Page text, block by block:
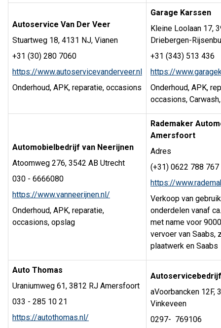
Autoservice Van Der Veer
Stuartweg 18, 4131 NJ, Vianen
+31 (30) 280 7060
https://www.autoservicevanderveer.nl
Onderhoud, APK, reparatie, occasions
Garage Karssen
Kleine Loolaan 17,
Driebergen-
+31 (343) 513 436
https://
Onderhoud, APK,
occasions,
Automobielbedrijf van Neerijnen
Atoomweg 276, 3542 AB Utrecht
030 - 6666080
https://www.vanneerijnen.nl/
Onderhoud, APK, reparatie,
occasions, opslag
Rademaker
Amersfoort
Adres
(+31) 0622 788 767
https://
Verkoop van
onderdelen vanaf
met name voor
vervoer van Saabs,
plaatwerk en Saabs
Auto Thomas
Uraniumweg 61, 3812 RJ Amersfoort
033 - 285 10 21
https://autothomas.nl/
Autoservicebedrijf
aVoorbancken 12F,
Vinkeveen
0297- 769106